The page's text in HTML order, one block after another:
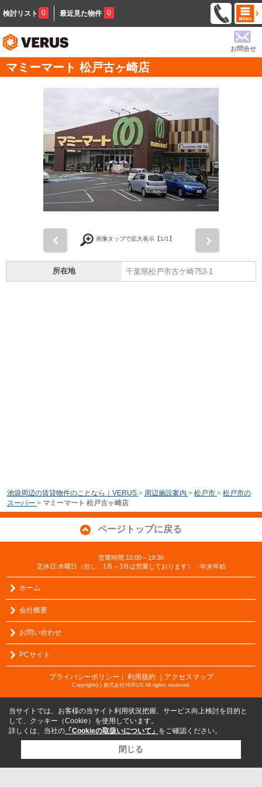
検討リスト 0 最近見た物件 0
お問合せ
マミーマート 松戸古ヶ崎店
画像タップで拡大表示【1/1】
所在地 千葉県松戸市古ケ崎753-1
池袋周辺の賃貸物件のことなら｜VERUS > 周辺施設案内 > 松戸市 > 松戸市の
スーパー > マミーマート 松戸古ヶ崎店
ページトップに戻る
営業時間:10:00～19:30
定休日:水曜日（但し、1月～3月は営業しております）・年末年始
ホーム
会社概要
お問い合わせ
PCサイト
プライバシーポリシー ｜ 利用規約 ｜アクセスマップ
Copyright(c) 株式会社VERUS All rights reserved.
当サイトでは、お客様の当サイト利用状況把握、サービス向上検討を目的と
して、クッキー（Cookie）を使用しています。
詳しくは、当社の 「Cookieの取扱いについて」 をご確認ください。
閉じる